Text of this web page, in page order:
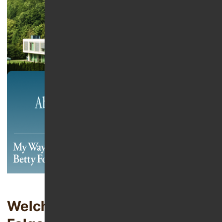
Welche Medikamentensucht-